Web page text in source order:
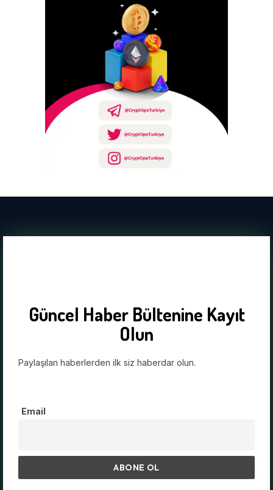
Güncel Haber Bültenine Kayıt
Olun
Paylaşılan haberlerden ilk siz haberdar olun.
Email